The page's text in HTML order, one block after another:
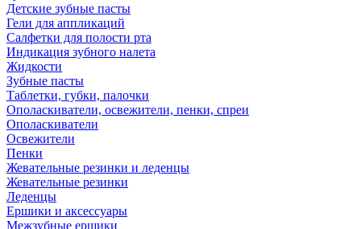
Детские зубные пасты
Гели для аппликаций
Салфетки для полости рта
Индикация зубного налета
Жидкости
Зубные пасты
Таблетки, губки, палочки
Ополаскиватели, освежители, пенки, спреи
Ополаскиватели
Освежители
Пенки
Жевательные резинки и леденцы
Жевательные резинки
Леденцы
Ершики и аксессуары
Межзубные ершики